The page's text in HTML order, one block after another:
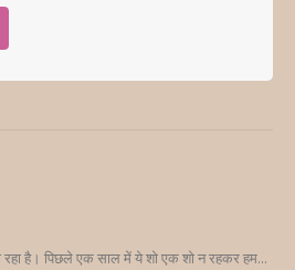
रहा है। पिछले एक साल में ये शो एक शो न रहकर हम...